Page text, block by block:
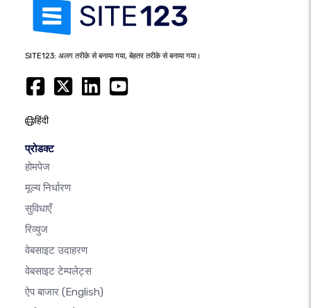
SITE123: अलग तरीके से बनाया गया, बेहतर तरीके से बनाया गया।
हिंदी
प्रोडक्ट
होमपेज
मूल्य निर्धारण
सुविधाएँ
रिव्युज
वेबसाइट उदाहरण
वेबसाइट टेम्पलेट्स
ऐप बाजार (English)